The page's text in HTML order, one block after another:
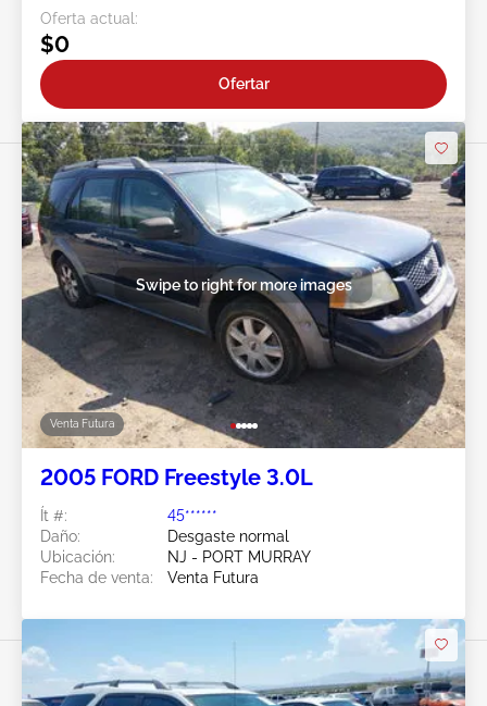
Oferta actual:
$0
Ofertar
Venta Futura
Swipe to right for more images
2005 FORD Freestyle 3.0L
Ít #:
45******
Daño:
Desgaste normal
Ubicación:
NJ - PORT MURRAY
Fecha de venta:
Venta Futura